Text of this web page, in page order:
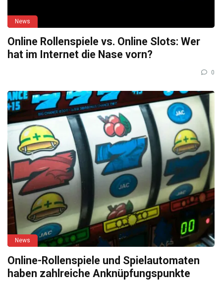
News
Online Rollenspiele vs. Online Slots: Wer
hat im Internet die Nase vorn?
0
News
Online-Rollenspiele und Spielautomaten
haben zahlreiche Anknüpfungspunkte